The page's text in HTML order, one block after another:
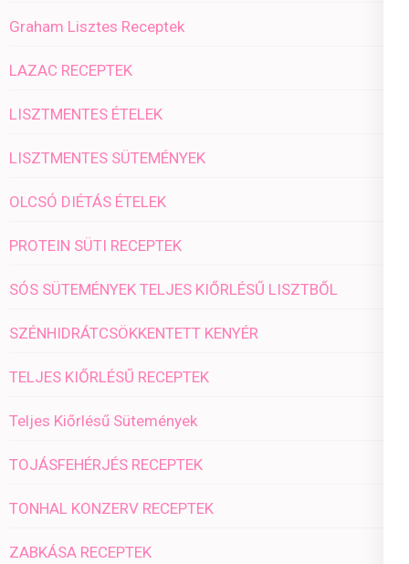
Graham Lisztes Receptek
LAZAC RECEPTEK
LISZTMENTES ÉTELEK
LISZTMENTES SÜTEMÉNYEK
OLCSÓ DIÉTÁS ÉTELEK
PROTEIN SÜTI RECEPTEK
SÓS SÜTEMÉNYEK TELJES KIŐRLÉSŰ LISZTBŐL
SZÉNHIDRÁTCSÖKKENTETT KENYÉR
TELJES KIŐRLÉSŰ RECEPTEK
Teljes Kiőrlésű Sütemények
TOJÁSFEHÉRJÉS RECEPTEK
TONHAL KONZERV RECEPTEK
ZABKÁSA RECEPTEK